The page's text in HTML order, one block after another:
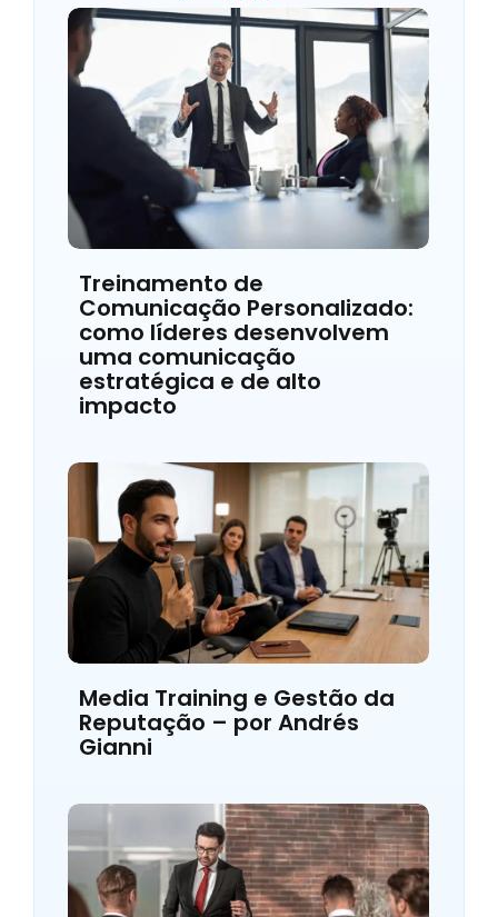
Treinamento de
Comunicação Personalizado:
como líderes desenvolvem
uma comunicação
estratégica e de alto
impacto
Media Training e Gestão da
Reputação – por Andrés
Gianni